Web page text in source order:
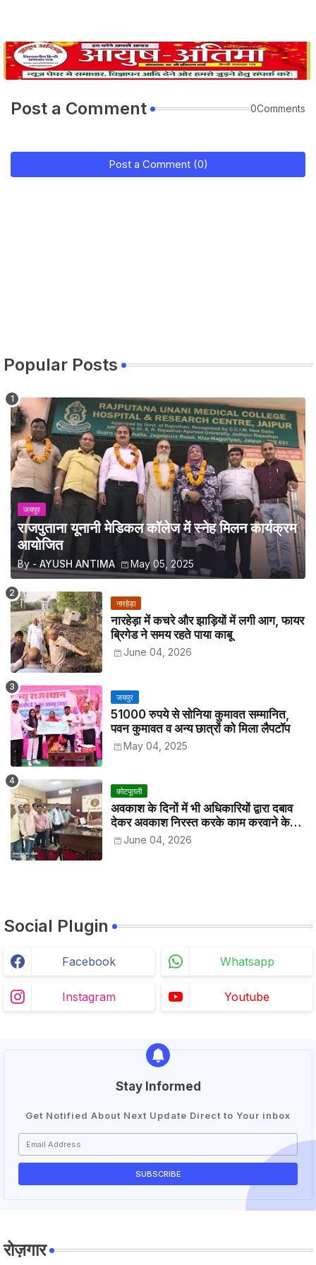
Post a Comment 0Comments
Post a Comment (0)
Popular Posts
जयपुर
राजपुताना यूनानी मेडिकल कॉलेज में स्नेह मिलन कार्यक्रम
आयोजित
By - AYUSH ANTIMA May 05, 2025
नारहेड़ा
नारहेड़ा में कचरे और झाड़ियों में लगी आग, फायर
ब्रिगेड ने समय रहते पाया काबू
June 04, 2026
जयपुर
51000 रुपये से सोनिया कुमावत सम्मानित,
पवन कुमावत व अन्य छात्रों को मिला लैपटॉप
May 04, 2025
कोटपूतली
अवकाश के दिनों में भी अधिकारियों द्वारा दबाव
देकर अवकाश निरस्त करके काम करवाने के
विरोध में कर्मचारियों ने जिला कलेक्टर को सीएस
के नाम दिया ज्ञापन
June 04, 2026
Social Plugin
Facebook Whatsapp
Instagram Youtube
Stay Informed
Get Notified About Next Update Direct to Your inbox
रोज़गार